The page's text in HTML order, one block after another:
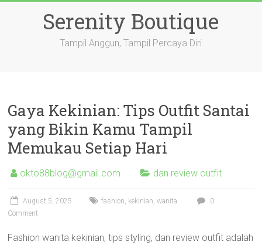
Serenity Boutique
Tampil Anggun, Tampil Percaya Diri
Gaya Kekinian: Tips Outfit Santai
yang Bikin Kamu Tampil
Memukau Setiap Hari
okto88blog@gmail.com dan review outfit
August 5, 2025 fashion, kekinian,wanita
0
Comment
Fashion wanita kekinian, tips styling, dan review outfit adalah